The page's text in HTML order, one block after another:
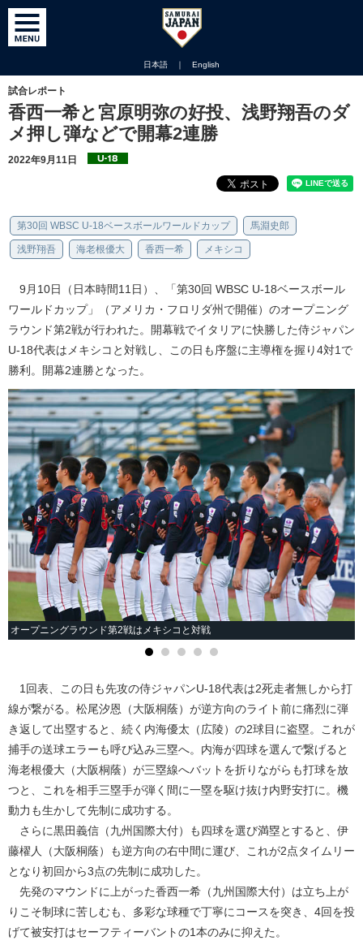
日本語 ｜ English
試合レポート
香西一希と宮原明弥の好投、浅野翔吾のダ
メ押し弾などで開幕2連勝
2022年9月11日
第30回 WBSC U-18ベースボールワールドカップ 馬淵史郎
浅野翔吾 海老根優大 香西一希 メキシコ
9月10日（日本時間11日）、「第30回 WBSC U-18ベースボール
ワールドカップ」（アメリカ・フロリダ州で開催）のオープニング
ラウンド第2戦が行われた。開幕戦でイタリアに快勝した侍ジャパン
U-18代表はメキシコと対戦し、この日も序盤に主導権を握り4対1で
勝利。開幕2連勝となった。
オープニングラウンド第2戦はメキシコと対戦
1回表、この日も先攻の侍ジャパンU-18代表は2死走者無しから打
線が繋がる。松尾汐恩（大阪桐蔭）が逆方向のライト前に痛烈に弾
き返して出塁すると、続く内海優太（広陵）の2球目に盗塁。これが
捕手の送球エラーも呼び込み三塁へ。内海が四球を選んで繋げると
海老根優大（大阪桐蔭）が三塁線へバットを折りながらも打球を放
つと、これを相手三塁手が弾く間に一塁を駆け抜け内野安打に。機
動力も生かして先制に成功する。
さらに黒田義信（九州国際大付）も四球を選び満塁とすると、伊
藤櫂人（大阪桐蔭）も逆方向の右中間に運び、これが2点タイムリー
となり初回から3点の先制に成功した。
先発のマウンドに上がった香西一希（九州国際大付）は立ち上が
りこそ制球に苦しむも、多彩な球種で丁寧にコースを突き、4回を投
げて被安打はセーフティーバントの1本のみに抑えた。